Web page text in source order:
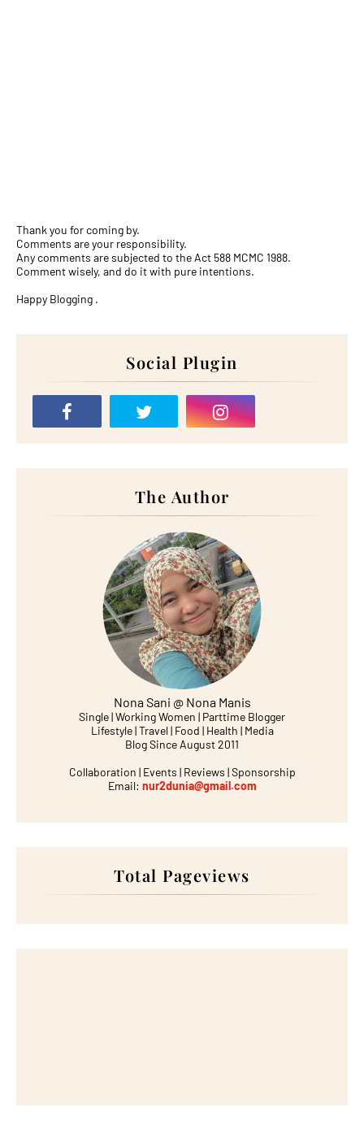
Thank you for coming by.
Comments are your responsibility.
Any comments are subjected to the Act 588 MCMC 1988.
Comment wisely, and do it with pure intentions.
Happy Blogging .
Social Plugin
The Author
Nona Sani @ Nona Manis
Single | Working Women | Parttime Blogger
Lifestyle | Travel | Food | Health | Media
Blog Since August 2011
Collaboration | Events | Reviews | Sponsorship
Email: nur2dunia@gmail.com
Total Pageviews